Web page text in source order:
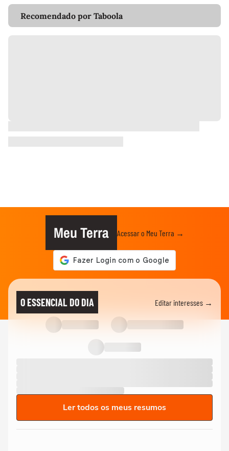
Recomendado por Taboola
Meu Terra Acessar o Meu Terra →
O ESSENCIAL DO DIA Editar interesses →
Ler todos os meus resumos